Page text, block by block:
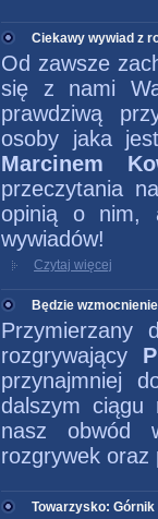
Ciekawy wywiad z
Od zawsze
się z nami
prawdziwą
osoby jaka
Marcinem
przeczytania
opinią o nim,
wywiadów!
Czytaj więcej
Będzie
rozgrywający
przynajmniej
dalszym ciągu
nasz obwód
rozgrywek
Towarzysko: Górnik